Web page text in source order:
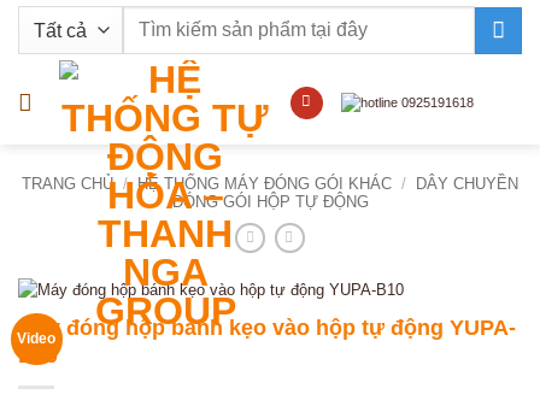
nội
Tìm
TRANG CHỦ / HỆ THỐNG MÁY ĐÓNG GÓI KHÁC /
DÂY CHUYỀN
ĐÓNG GÓI HỘP TỰ ĐỘNG
Video
Máy đóng hộp bánh kẹo vào hộp tự động YUPA-
B10